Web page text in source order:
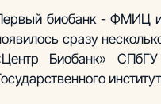
биобанк - ФМИЦ
сразу
Биобанк»